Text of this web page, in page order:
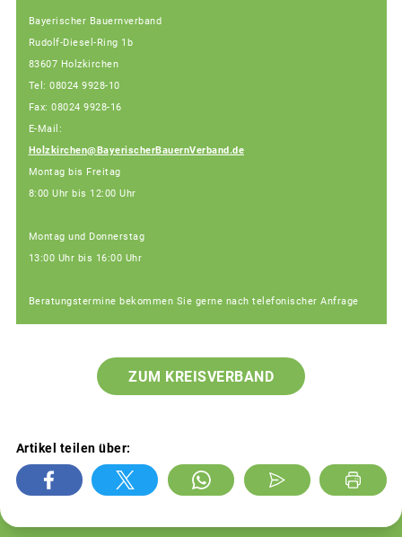
Bayerischer Bauernverband
Rudolf-Diesel-Ring 1b
83607 Holzkirchen
Tel: 08024 9928-10
Fax: 08024 9928-16
E-Mail:
Holzkirchen@BayerischerBauernVerband.de
Montag bis Freitag
8:00 Uhr bis 12:00 Uhr
Montag und Donnerstag
13:00 Uhr bis 16:00 Uhr
Beratungstermine bekommen Sie gerne nach telefonischer Anfrage
ZUM KREISVERBAND
Artikel teilen über: